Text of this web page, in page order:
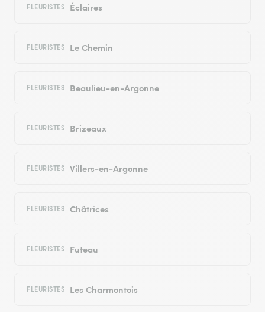
FLEURISTES Éclaires
FLEURISTES Le Chemin
FLEURISTES Beaulieu-en-Argonne
FLEURISTES Brizeaux
FLEURISTES Villers-en-Argonne
FLEURISTES Châtrices
FLEURISTES Futeau
FLEURISTES Les Charmontois